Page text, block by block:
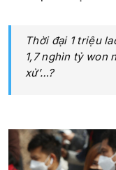
Thời đại 1 triệu
1,7 nghìn tỷ won
xử’…?